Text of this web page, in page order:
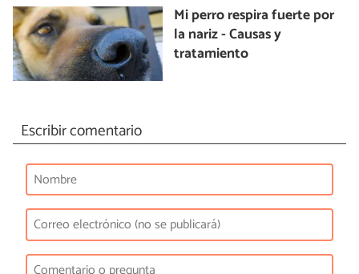
Mi perro respira fuerte por
la nariz - Causas y
tratamiento
Escribir comentario